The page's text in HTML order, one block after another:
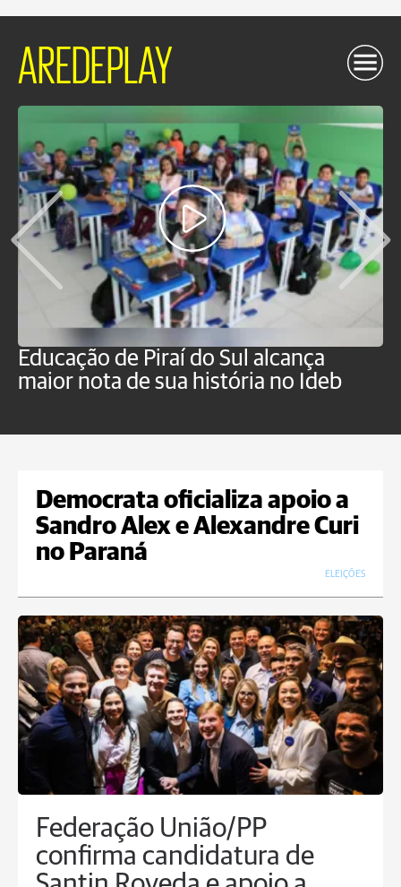
AREDEPLAY
Educação de Piraí do Sul alcança
maior nota de sua história no Ideb
Democrata oficializa apoio a
Sandro Alex e Alexandre Curi
no Paraná
ELEIÇÕES
Federação União/PP
confirma candidatura de